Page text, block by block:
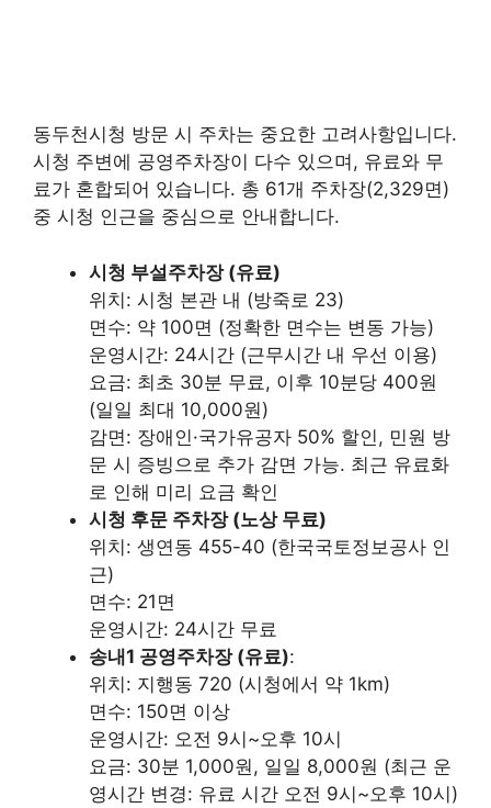
동두천시청 방문 시 주차는 중요한 고려사항입니다.
시청 주변에 공영주차장이 다수 있으며, 유료와 무
료가 혼합되어 있습니다. 총 61개 주차장(2,329면)
중 시청 인근을 중심으로 안내합니다.
시청 부설주차장 (유료)
위치: 시청 본관 내 (방죽로 23)
면수: 약 100면 (정확한 면수는 변동 가능)
운영시간: 24시간 (근무시간 내 우선 이용)
요금: 최초 30분 무료, 이후 10분당 400원
(일일 최대 10,000원)
감면: 장애인·국가유공자 50% 할인, 민원 방
문 시 증빙으로 추가 감면 가능. 최근 유료화
로 인해 미리 요금 확인
시청 후문 주차장 (노상 무료)
위치: 생연동 455-40 (한국국토정보공사 인
근)
면수: 21면
운영시간: 24시간 무료
송내1 공영주차장 (유료):
위치: 지행동 720 (시청에서 약 1km)
면수: 150면 이상
운영시간: 오전 9시~오후 10시
요금: 30분 1,000원, 일일 8,000원 (최근 운
영시간 변경: 유료 시간 오전 9시~오후 10시)